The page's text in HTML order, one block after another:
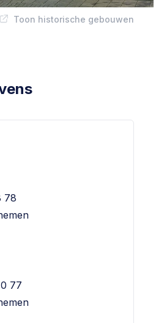
Toon historische gebouwen
78
77